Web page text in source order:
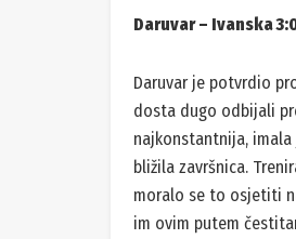
Daruvar – Ivanska
Daruvar je potvrdio
dosta dugo odbijali
najkonstantnija,
bližila završnica.
moralo se to osjetiti
im ovim putem